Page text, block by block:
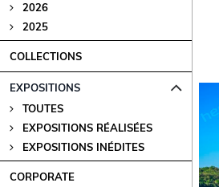
2026
2025
COLLECTIONS
EXPOSITIONS
TOUTES
EXPOSITIONS RÉALISÉES
EXPOSITIONS INÉDITES
CORPORATE